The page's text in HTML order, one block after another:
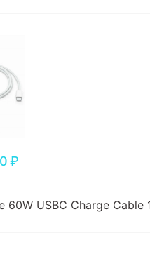
₽
60W USBC Charge Cable